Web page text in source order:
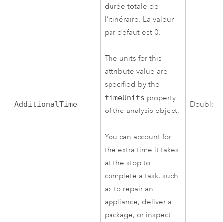
AdditionalTime
durée totale de
l’itinéraire. La valeur
par défaut est 0.
The units for this
attribute value are
specified by the
timeUnits property
of the analysis object.
You can account for
the extra time it takes
at the stop to
complete a task, such
as to repair an
appliance, deliver a
package, or inspect
Double